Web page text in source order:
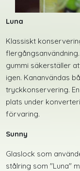
Luna
Klassiskt
gummi säkerställer
igen. Kananvändas
tryckkonservering.
plats under
förvaring.
Sunny
Glaslock som
stålring som "Luna"